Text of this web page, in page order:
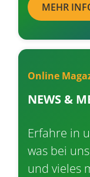
MEHR
Online
NEWS &
Erfahre in
was bei
und vieles